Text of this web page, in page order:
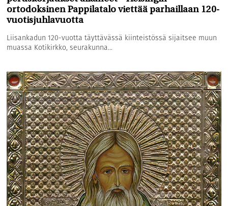
ortodoksinen Pappilatalo viettää parhaillaan 120-
vuotisjuhlavuotta
Liisankadun 120-vuotta täyttävässä kiinteistössä sijaitsee muun
muassa Kotikirkko, seurakunna...